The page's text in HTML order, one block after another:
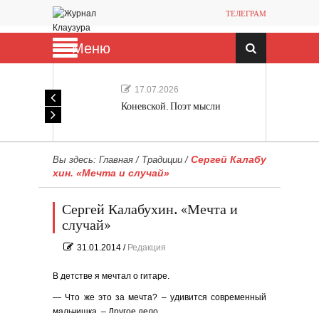
ТЕЛЕГРАМ
Меню
17.07.2026
Коневской. Поэт мысли
Вы здесь: Главная / Традиции / Сергей Калабу
хин. «Мечта и случай»
Сергей Калабухин. «Мечта и
случай»
31.01.2014 / Редакция
В детстве я мечтал о гитаре.
— Что же это за мечта? – удивится современный